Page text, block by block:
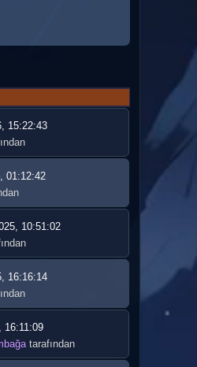
15:22:43
01:12:42
10:51:02
16:16:14
16:11:09
tarafından